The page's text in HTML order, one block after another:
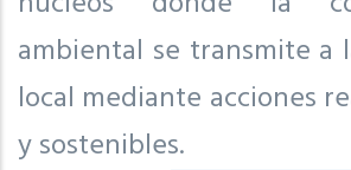
ambiental se transmite a
local mediante acciones
y sostenibles.